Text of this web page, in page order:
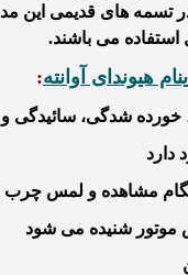
تسمه های قدیمی این
استفاده می باشند.
هیوندای آوانته:
خورده شدگی،
مشاهده و لمس چرب
موتور شنیده می شود